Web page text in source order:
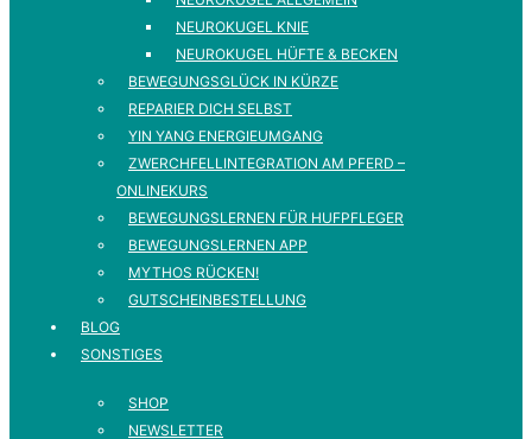
NEUROKUGEL KNIE
NEUROKUGEL HÜFTE & BECKEN
BEWEGUNGSGLÜCK IN KÜRZE
REPARIER DICH SELBST
YIN YANG ENERGIEUMGANG
ZWERCHFELLINTEGRATION AM PFERD –
ONLINEKURS
BEWEGUNGSLERNEN FÜR HUFPFLEGER
BEWEGUNGSLERNEN APP
MYTHOS RÜCKEN!
GUTSCHEINBESTELLUNG
BLOG
SONSTIGES
SHOP
NEWSLETTER